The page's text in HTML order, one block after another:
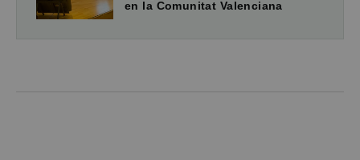
en la Comunitat Valenciana